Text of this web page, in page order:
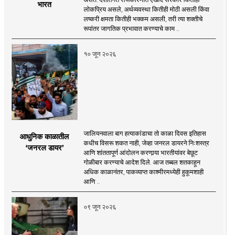
भारत
लोकप्रिय असले, अर्थव्यवस्था कितीही मोठी असली किंवा
लष्करी क्षमता कितीही भक्कम असली, तरी त्या शक्तीचे
रूपांतर जागतिक प्रभावात करण्याचे काम ..
१० जून २०२६
आधुनिक काळातील
‘जनरल डायर’
जालियनवाला बाग हत्याकांडाचा तो काळा दिवस इतिहास
कधीच विसरू शकत नाही, जेव्हा जनरल डायरने निःशस्त्र
आणि शांततापूर्ण आंदोलन करणार्‍या भारतीयांवर बेछूट
गोळीबार करण्याचे आदेश दिले. आज तब्बल शतकाहून
अधिक काळानंतर, पाकव्याप्त काश्मीरमध्येही हुकूमशाही
आणि ..
०९ जून २०२६